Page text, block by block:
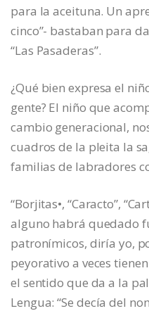
para la aceituna. Un
cinco”- bastaban para
“Las Pasaderas”.
¿Qué bien expresa el
gente? El niño que
cambio generacional,
cuadros de la pleita la
familias de labradores
“Borjitas•, “Caracto”,
alguno habrá quedado
patronímicos, diría yo,
peyorativo a veces
el sentido que da a la
Lengua: “Se decía del